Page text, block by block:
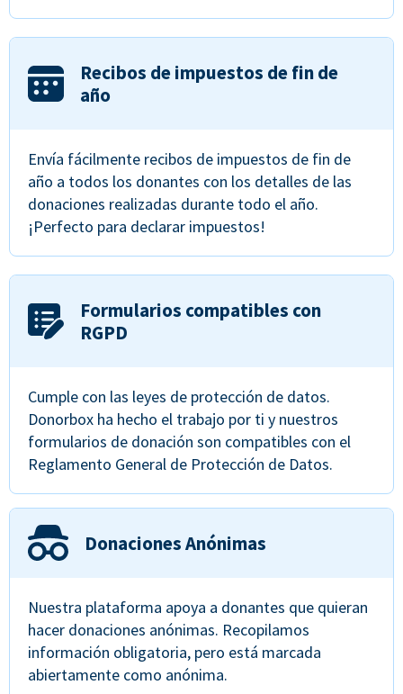
Recibos de impuestos de fin de
año
Envía fácilmente recibos de impuestos de fin de
año a todos los donantes con los detalles de las
donaciones realizadas durante todo el año.
¡Perfecto para declarar impuestos!
Formularios compatibles con
RGPD
Cumple con las leyes de protección de datos.
Donorbox ha hecho el trabajo por ti y nuestros
formularios de donación son compatibles con el
Reglamento General de Protección de Datos.
Donaciones Anónimas
Nuestra plataforma apoya a donantes que quieran
hacer donaciones anónimas. Recopilamos
información obligatoria, pero está marcada
abiertamente como anónima.